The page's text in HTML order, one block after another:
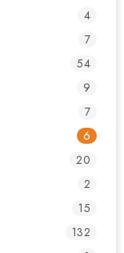
4
7
54
9
7
6
20
2
15
132